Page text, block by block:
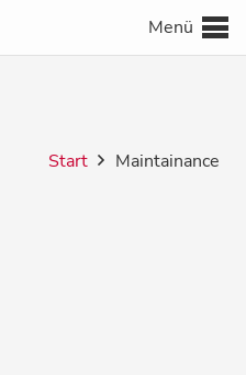
Menü
Start Maintainance